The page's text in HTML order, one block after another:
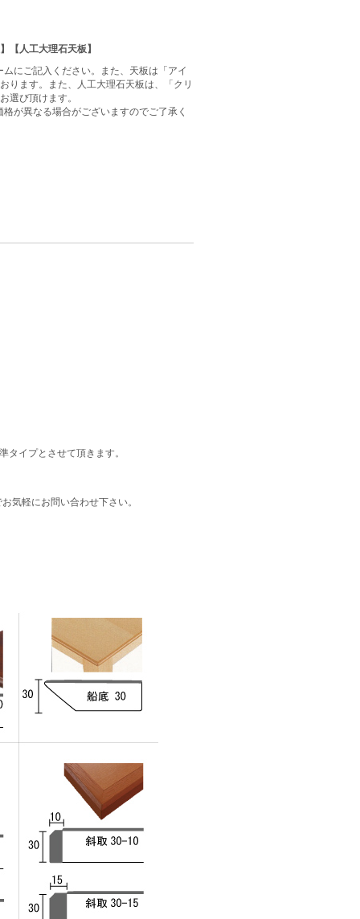
【人工大理石天板】
にご記入ください。また、天板は「アイ
ります。また、人工大理石天板は、「クリ
選び頂けます。
が異なる場合がございますのでご了承く
イプとさせて頂きます。
気軽にお問い合わせ下さい。